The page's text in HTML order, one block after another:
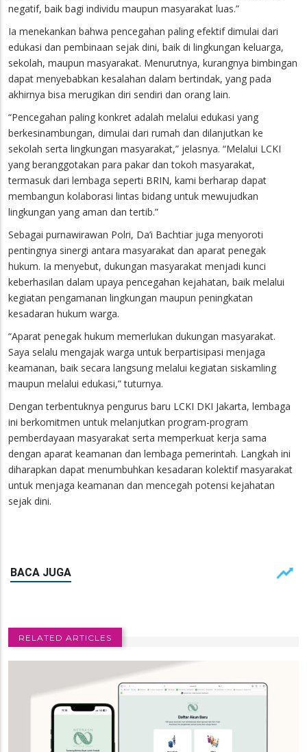
negatif, baik bagi individu maupun masyarakat luas.”
Ia menekankan bahwa pencegahan paling efektif dimulai dari
edukasi dan pembinaan sejak dini, baik di lingkungan keluarga,
sekolah, maupun masyarakat. Menurutnya, kurangnya bimbingan
dapat menyebabkan kesalahan dalam bertindak, yang pada
akhirnya bisa merugikan diri sendiri dan orang lain.
“Pencegahan paling konkret adalah melalui edukasi yang
berkesinambungan, dimulai dari rumah dan dilanjutkan ke
sekolah serta lingkungan masyarakat,” jelasnya. “Melalui LCKI
yang beranggotakan para pakar dan tokoh masyarakat,
termasuk dari lembaga seperti BRIN, kami berharap dapat
membangun kolaborasi lintas bidang untuk mewujudkan
lingkungan yang aman dan tertib.”
Sebagai purnawirawan Polri, Da’i Bachtiar juga menyoroti
pentingnya sinergi antara masyarakat dan aparat penegak
hukum. Ia menyebut, dukungan masyarakat menjadi kunci
keberhasilan dalam upaya pencegahan kejahatan, baik melalui
kegiatan pengamanan lingkungan maupun peningkatan
kesadaran hukum warga.
“Aparat penegak hukum memerlukan dukungan masyarakat.
Saya selalu mengajak warga untuk berpartisipasi menjaga
keamanan, baik secara langsung melalui kegiatan siskamling
maupun melalui edukasi,” tuturnya.
Dengan terbentuknya pengurus baru LCKI DKI Jakarta, lembaga
ini berkomitmen untuk melanjutkan program-program
pemberdayaan masyarakat serta memperkuat kerja sama
dengan aparat keamanan dan lembaga pemerintah. Langkah ini
diharapkan dapat menumbuhkan kesadaran kolektif masyarakat
untuk menjaga keamanan dan mencegah potensi kejahatan
sejak dini.
RELATED ARTICLES